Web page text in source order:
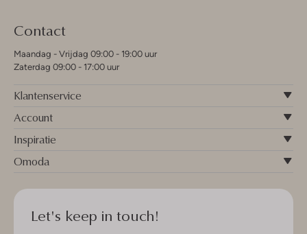
Contact
Maandag - Vrijdag 09:00 - 19:00 uur
Zaterdag 09:00 - 17:00 uur
Klantenservice
Account
Inspiratie
Omoda
Let's keep in touch!